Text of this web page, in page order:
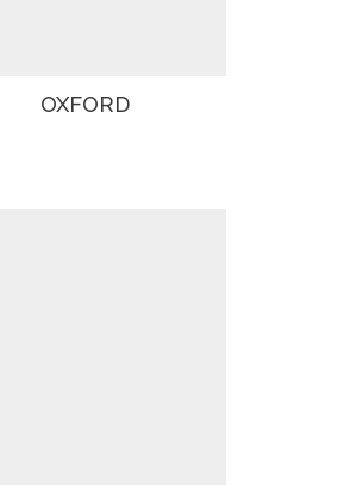
OXFORD
était : 680€.
est : 430€.